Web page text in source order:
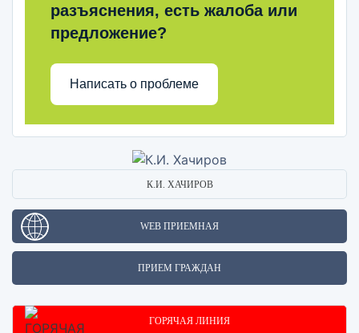
разъяснения, есть жалоба или
предложение?
Написать о проблеме
К.И. ХАЧИРОВ
WEB ПРИЕМНАЯ
ПРИЕМ ГРАЖДАН
ГОРЯЧАЯ ЛИНИЯ